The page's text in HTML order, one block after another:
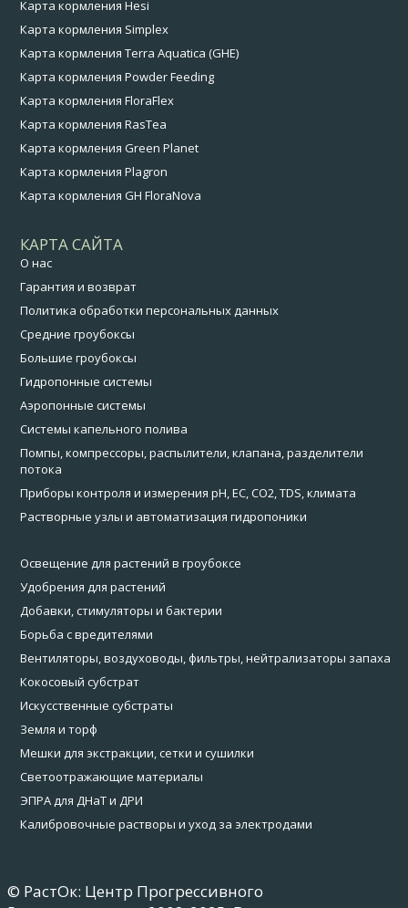
Карта кормления Hesi
Карта кормления Simplex
Карта кормления Terra Aquatica (GHE)
Карта кормления Powder Feeding
Карта кормления FloraFlex
Карта кормления RasTea
Карта кормления Green Planet
Карта кормления Plagron
Карта кормления GH FloraNova
КАРТА САЙТА
О нас
Гарантия и возврат
Политика обработки персональных данных
Средние гроубоксы
Большие гроубоксы
Гидропонные системы
Аэропонные системы
Системы капельного полива
Помпы, компрессоры, распылители, клапана, разделители
потока
Приборы контроля и измерения pH, EC, CO2, TDS, климата
Растворные узлы и автоматизация гидропоники
Освещение для растений в гроубоксе
Удобрения для растений
Добавки, стимуляторы и бактерии
Борьба с вредителями
Вентиляторы, воздуховоды, фильтры, нейтрализаторы запаха
Кокосовый субстрат
Искусственные субстраты
Земля и торф
Мешки для экстракции, сетки и сушилки
Светоотражающие материалы
ЭПРА для ДНаТ и ДРИ
Калибровочные растворы и уход за электродами
© РастОк: Центр Прогрессивного